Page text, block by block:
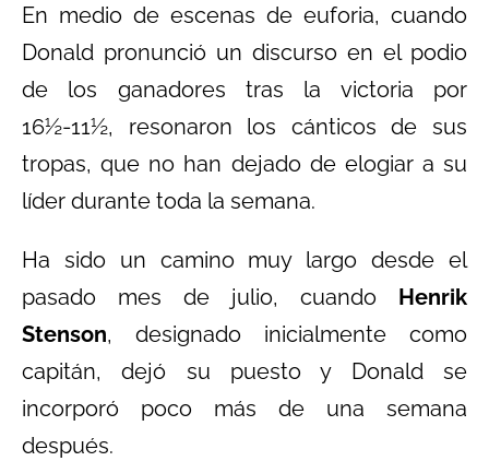
En medio de escenas de euforia, cuando
Donald pronunció un discurso en el podio
de los ganadores tras la victoria por
16½-11½, resonaron los cánticos de sus
tropas, que no han dejado de elogiar a su
líder durante toda la semana.
Ha sido un camino muy largo desde el
pasado mes de julio, cuando Henrik
Stenson, designado inicialmente como
capitán, dejó su puesto y Donald se
incorporó poco más de una semana
después.